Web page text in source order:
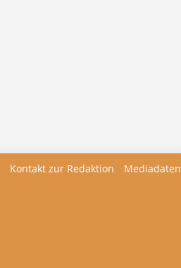
Kontakt zur Redaktion Mediadaten